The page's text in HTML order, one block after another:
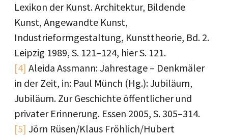
Lexikon der Kunst. Architektur, Bildende
Kunst, Angewandte Kunst,
Industrieformgestaltung, Kunsttheorie, Bd. 2.
Leipzig 1989, S. 121–124, hier S. 121.
[4] Aleida Assmann: Jahrestage – Denkmäler
in der Zeit, in: Paul Münch (Hg.): Jubiläum,
Jubiläum. Zur Geschichte öffentlicher und
privater Erinnerung. Essen 2005, S. 305–314.
[5] Jörn Rüsen/Klaus Fröhlich/Hubert